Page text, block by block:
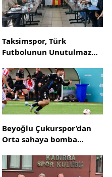
Taksimspor, Türk
Futbolunun Unutulmaz
Emanet
Beyoğlu Çukurspor’dan
Orta sahaya bomba
Çukurspor’da